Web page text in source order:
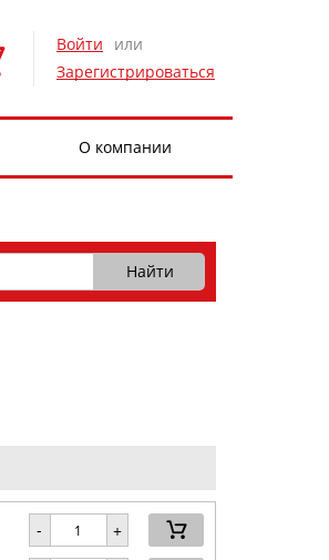
Войти
или
Зарегистрироваться
О компании
- +